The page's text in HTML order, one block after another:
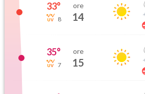
33°
8
ore
14
35°
7
ore
15